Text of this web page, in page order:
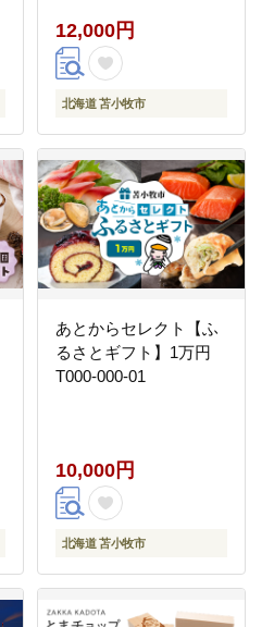
12,000円
北海道 苫小牧市
あとからセレクト【ふ
るさとギフト】1万円
T000-000-01
10,000円
北海道 苫小牧市